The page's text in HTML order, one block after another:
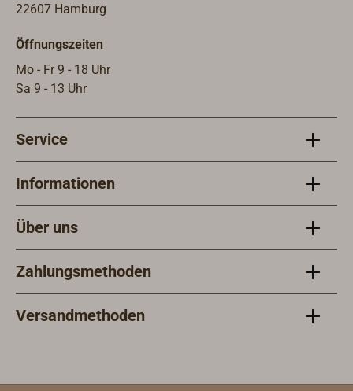
22607 Hamburg
Öffnungszeiten
Mo - Fr 9 - 18 Uhr
Sa 9 - 13 Uhr
Service
Informationen
Über uns
Zahlungsmethoden
Versandmethoden